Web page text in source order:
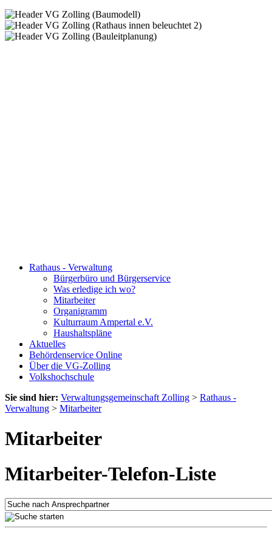
Rathaus - Verwaltung
Bürgerbüro und Bürgerservice
Was erledige ich wo?
Mitarbeiter
Organigramm
Kulturraum Ampertal e.V.
Haushaltspläne
Aktuelles
Behördenservice Online
Über die VG-Zolling
Volkshochschule
Sie sind hier: Verwaltungsgemeinschaft Zolling > Rathaus -
Verwaltung > Mitarbeiter
Mitarbeiter
Mitarbeiter-Telefon-Liste